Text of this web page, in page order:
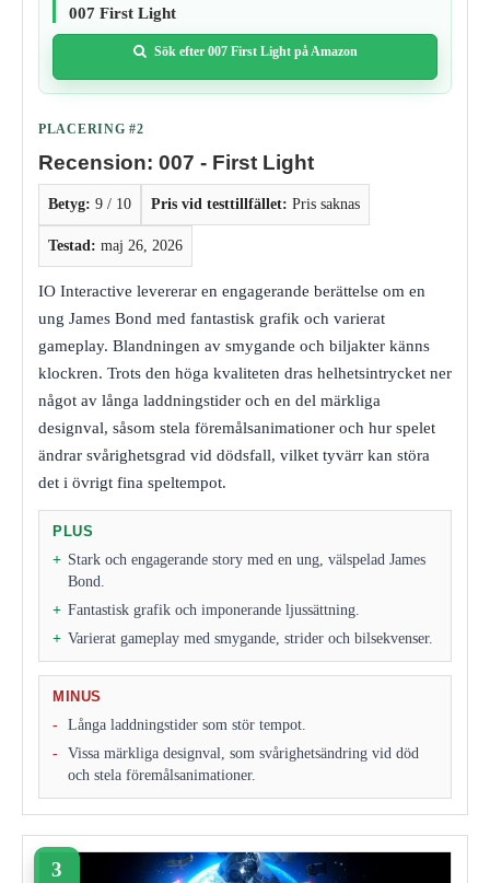
007 First Light
Sök efter 007 First Light på Amazon
PLACERING #2
Recension: 007 - First Light
Betyg: 9 / 10 Pris vid testtillfället: Pris saknas
Testad: maj 26, 2026
IO Interactive levererar en engagerande berättelse om en
ung James Bond med fantastisk grafik och varierat
gameplay. Blandningen av smygande och biljakter känns
klockren. Trots den höga kvaliteten dras helhetsintrycket ner
något av långa laddningstider och en del märkliga
designval, såsom stela föremålsanimationer och hur spelet
ändrar svårighetsgrad vid dödsfall, vilket tyvärr kan störa
det i övrigt fina speltempot.
PLUS
Stark och engagerande story med en ung, välspelad James
Bond.
Fantastisk grafik och imponerande ljussättning.
Varierat gameplay med smygande, strider och bilsekvenser.
MINUS
Långa laddningstider som stör tempot.
Vissa märkliga designval, som svårighetsändring vid död
och stela föremålsanimationer.